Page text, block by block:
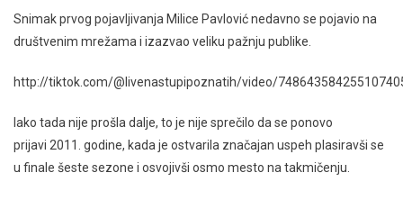
Snimak prvog pojavljivanja Milice Pavlović nedavno se pojavio na
društvenim mrežama i izazvao veliku pažnju publike.
http://tiktok.com/@livenastupipoznatih/video/
Iako tada nije prošla dalje, to je nije sprečilo da se ponovo
prijavi 2011. godine, kada je ostvarila značajan uspeh plasiravši se
u finale šeste sezone i osvojivši osmo mesto na takmičenju.